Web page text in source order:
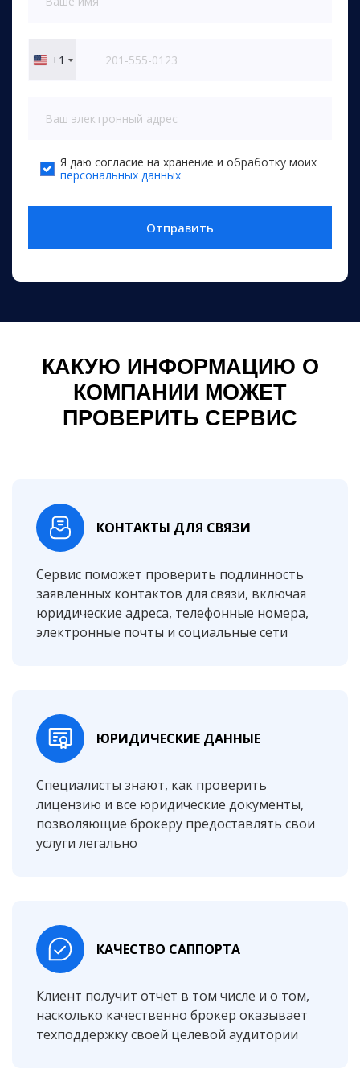
United
+1
Я даю согласие на хранение и обработку моих
персональных данных
Отправить
КАКУЮ ИНФОРМАЦИЮ О
КОМПАНИИ МОЖЕТ
ПРОВЕРИТЬ СЕРВИС
КОНТАКТЫ ДЛЯ СВЯЗИ
Сервис поможет проверить подлинность
заявленных контактов для связи, включая
юридические адреса, телефонные номера,
электронные почты и социальные сети
ЮРИДИЧЕСКИЕ ДАННЫЕ
Специалисты знают, как проверить
лицензию и все юридические документы,
позволяющие брокеру предоставлять свои
услуги легально
КАЧЕСТВО САППОРТА
Клиент получит отчет в том числе и о том,
насколько качественно брокер оказывает
техподдержку своей целевой аудитории